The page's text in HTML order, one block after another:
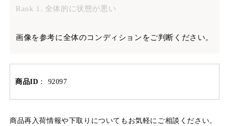
Rank 1. 全体的に状態が悪い
画像を参考に全体のコンディションをご判断ください。
商品ID ： 92097
商品再入荷情報や下取りについてもお気軽にご相談ください。